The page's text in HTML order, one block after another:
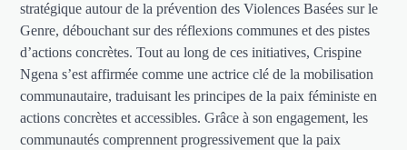
stratégique autour de la prévention des Violences Basées sur le
Genre, débouchant sur des réflexions communes et des pistes
d’actions concrètes. Tout au long de ces initiatives, Crispine
Ngena s’est affirmée comme une actrice clé de la mobilisation
communautaire, traduisant les principes de la paix féministe en
actions concrètes et accessibles. Grâce à son engagement, les
communautés comprennent progressivement que la paix